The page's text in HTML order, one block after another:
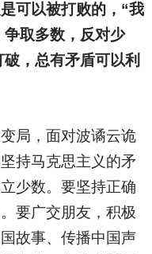
可以被打败的，“我
争取多数，反对少
，总有矛盾可以利
局，面对波谲云诡
持马克思主义的矛
少数。要坚持正确
要广交朋友，积极
故事、传播中国声